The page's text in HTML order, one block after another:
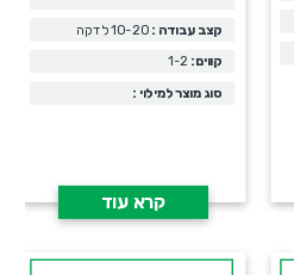
קצב עבודה : 10-20 לדקה
קווים: 1-2
סוג מוצר למילוי :
קרא עוד